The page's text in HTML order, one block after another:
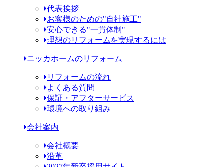
代表挨拶
お客様のための"自社施工"
安心できる"一貫体制"
理想のリフォームを実現するには
ニッカホームのリフォーム
リフォームの流れ
よくある質問
保証・アフターサービス
環境への取り組み
会社案内
会社概要
沿革